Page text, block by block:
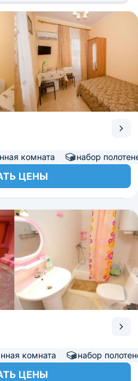
площадка для
летний душ,
находятся следующие
маяк, Вторая
Порфирия,
есть рестораны,
комната набор
ЦЕНЫ
комната набор
ЦЕНЫ